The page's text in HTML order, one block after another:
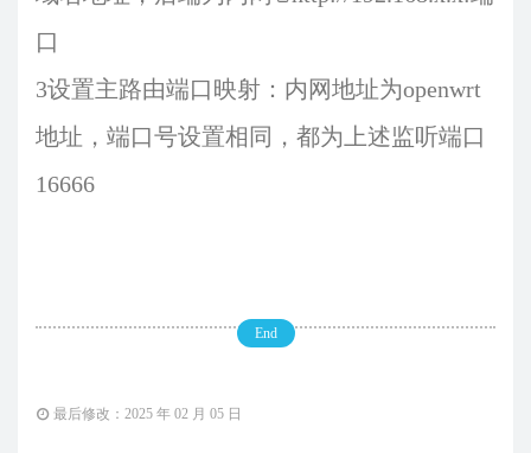
口
3设置主路由端口映射：内网地址为openwrt
地址，端口号设置相同，都为上述监听端口
16666
End
最后修改：2025 年 02 月 05 日